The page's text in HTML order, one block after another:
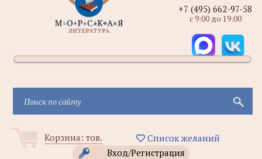
Корзина: тов.
Список желаний
Вход/Регистрация
+7 (495) 662-97-58
с 9:00 до 19:00